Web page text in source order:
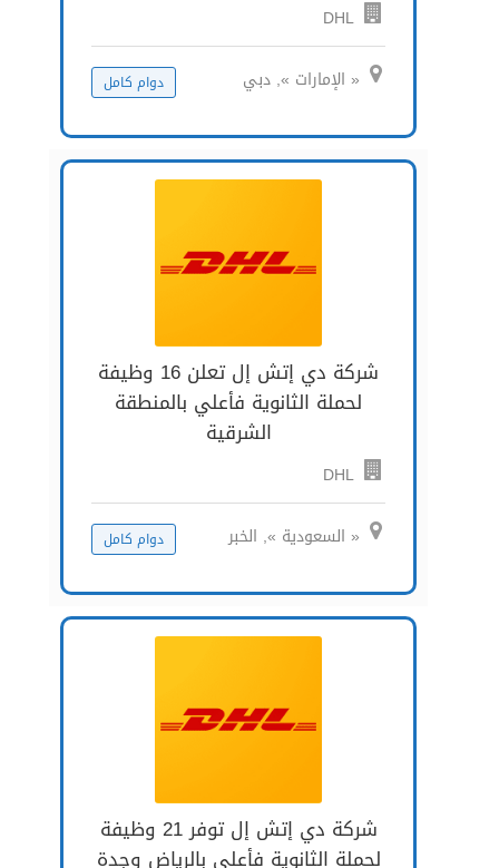
DHL
« الإمارات », دبي دوام كامل
شركة دي إتش إل تعلن 16 وظيفة
لحملة الثانوية فأعلي بالمنطقة
الشرقية
DHL
« السعودية », الخبر دوام كامل
شركة دي إتش إل توفر 21 وظيفة
لحملة الثانوية فأعلي بالرياض وجدة